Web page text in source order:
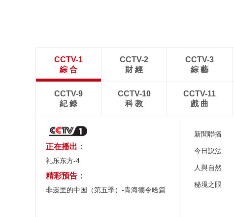
CCTV-1
綜 合
CCTV-2
財 經
CCTV-3
綜 藝
CCTV-9
紀 錄
CCTV-10
科 教
CCTV-11
戲 曲
正在播出：
礼乐东方-4
精彩预告：
非遗里的中国（第五季）-青海德令哈篇
新聞聯播
今日説法
人與自然
秘境之眼